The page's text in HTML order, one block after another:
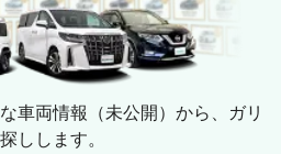
車両情報（未公開）から、ガリ
しします。